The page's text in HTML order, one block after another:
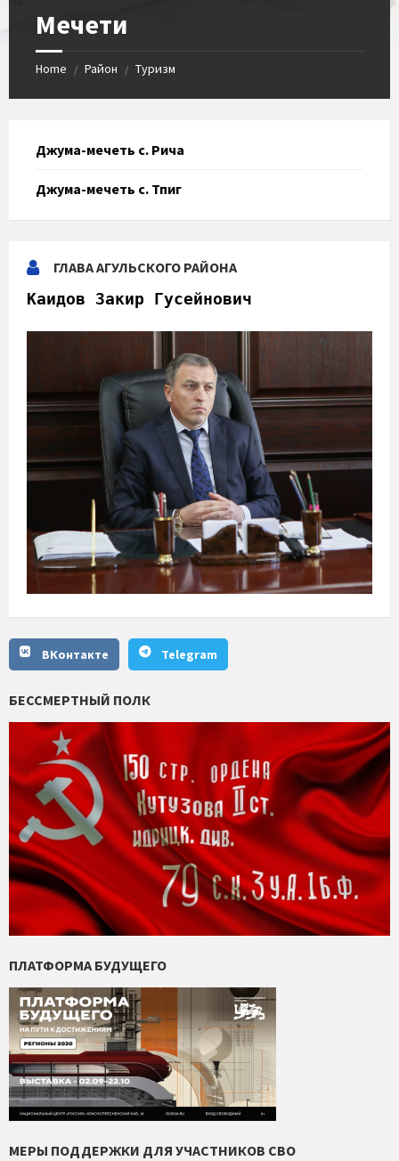
Мечети
Home / Район / Туризм
Джума-мечеть с. Рича
Джума-мечеть с. Тпиг
ГЛАВА АГУЛЬСКОГО РАЙОНА
Каидов Закир Гусейнович
ВКонтакте Telegram
БЕССМЕРТНЫЙ ПОЛК
ПЛАТФОРМА БУДУЩЕГО
МЕРЫ ПОДДЕРЖКИ ДЛЯ УЧАСТНИКОВ СВО